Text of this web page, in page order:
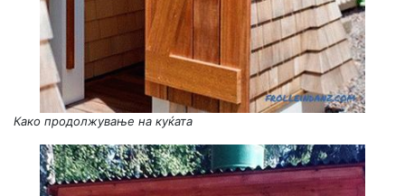
Како продолжување на куќата